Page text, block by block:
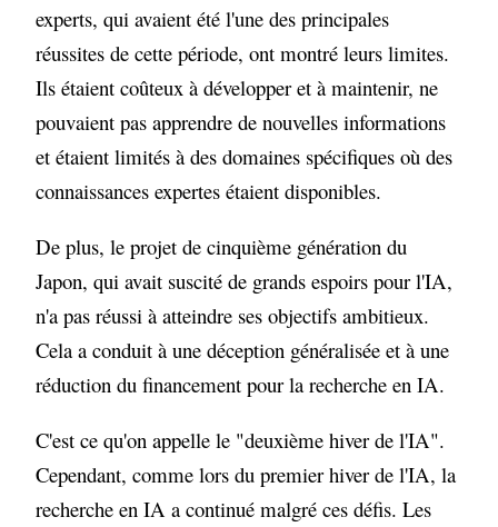
experts, qui avaient été l'une des principales
réussites de cette période, ont montré leurs limites.
Ils étaient coûteux à développer et à maintenir, ne
pouvaient pas apprendre de nouvelles informations
et étaient limités à des domaines spécifiques où des
connaissances expertes étaient disponibles.
De plus, le projet de cinquième génération du
Japon, qui avait suscité de grands espoirs pour l'IA,
n'a pas réussi à atteindre ses objectifs ambitieux.
Cela a conduit à une déception généralisée et à une
réduction du financement pour la recherche en IA.
C'est ce qu'on appelle le "deuxième hiver de l'IA".
Cependant, comme lors du premier hiver de l'IA, la
recherche en IA a continué malgré ces défis. Les